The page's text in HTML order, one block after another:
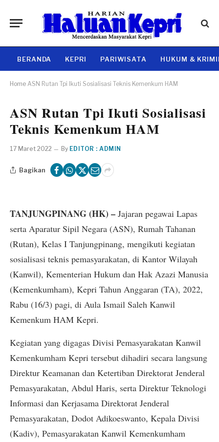
BERANDA KEPRI PARIWISATA HUKUM &
Home ASN Rutan Tpi Ikuti Sosialisasi Teknis Kemenkum HAM
ASN Rutan Tpi Ikuti Sosialisasi
Teknis Kemenkum HAM
17 Maret 2022 By EDITOR : ADMIN
Bagikan
TANJUNGPINANG (HK) – Jajaran pegawai Lapas
serta Aparatur Sipil Negara (ASN), Rumah Tahanan
(Rutan), Kelas I Tanjungpinang, mengikuti kegiatan
sosialisasi teknis pemasyarakatan, di Kantor Wilayah
(Kanwil), Kementerian Hukum dan Hak Azazi Manusia
(Kemenkumham), Kepri Tahun Anggaran (TA), 2022,
Rabu (16/3) pagi, di Aula Ismail Saleh Kanwil
Kemenkum HAM Kepri.
Kegiatan yang digagas Divisi Pemasyarakatan Kanwil
Kemenkumham Kepri tersebut dihadiri secara langsung
Direktur Keamanan dan Ketertiban Direktorat Jenderal
Pemasyarakatan, Abdul Haris, serta Direktur Teknologi
Informasi dan Kerjasama Direktorat Jenderal
Pemasyarakatan, Dodot Adikoeswanto, Kepala Divisi
(Kadiv), Pemasyarakatan Kanwil Kemenkumham